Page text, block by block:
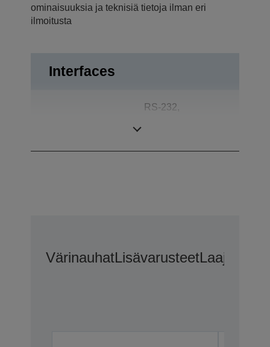
ominaisuuksia ja teknisiä tietoja ilman eri
ilmoitusta
Interfaces
RS-232,
VärinauhatLisävarusteet